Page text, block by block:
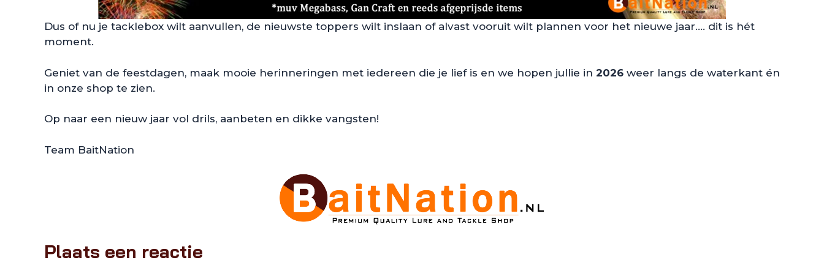
Dus of nu je tacklebox wilt aanvullen, de nieuwste toppers wilt inslaan of alvast vooruit wilt plannen voor het nieuwe jaar…. dit is hét
moment.
Geniet van de feestdagen, maak mooie herinneringen met iedereen die je lief is en we hopen jullie in 2026 weer langs de waterkant én
in onze shop te zien.
Op naar een nieuw jaar vol drils, aanbeten en dikke vangsten!
Team BaitNation
Plaats een reactie